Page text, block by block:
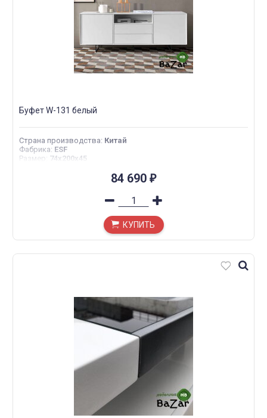
Буфет W-131 белый
Страна производства: Китай
Фабрика: ESF
Размер : 74х200х45
84 690 ₽
КУПИТЬ